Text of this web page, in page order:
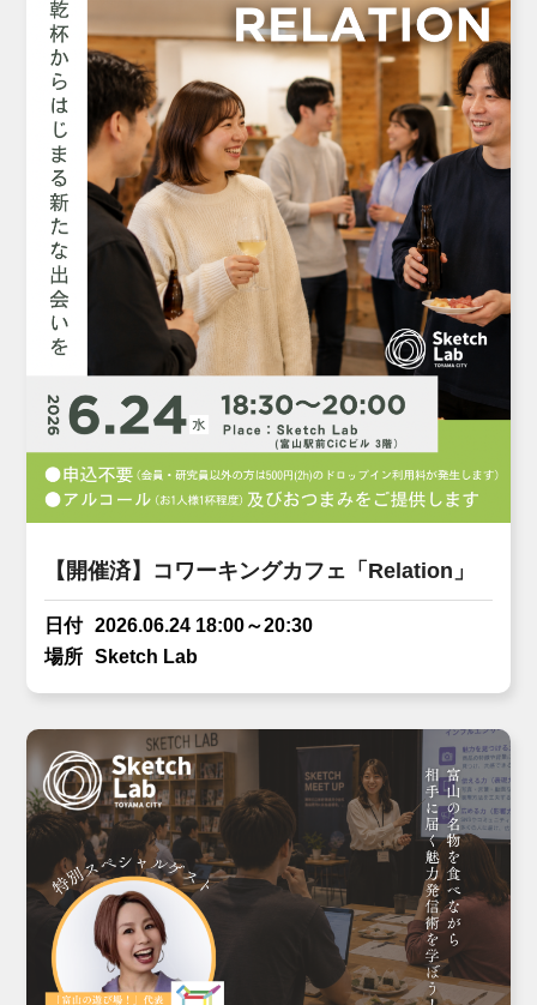
【開催済】コワーキングカフェ「Relation」
日付 2026.06.24 18:00～20:30
場所
Sketch Lab